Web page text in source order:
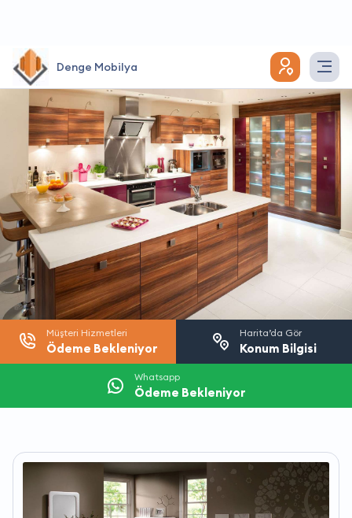
Denge Mobilya
Müşteri Hizmetleri
Ödeme Bekleniyor
Harita’da Gör
Konum Bilgisi
Whatsapp
Ödeme Bekleniyor